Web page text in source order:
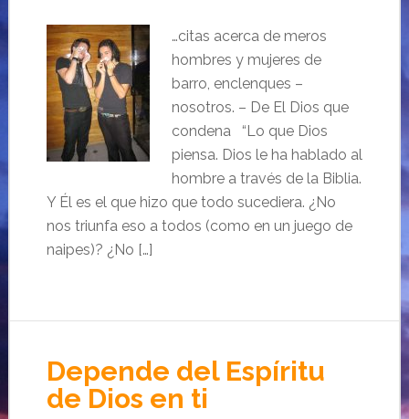
…citas acerca de meros
hombres y mujeres de
barro, enclenques –
nosotros. – De El Dios que
condena “Lo que Dios
piensa. Dios le ha hablado al
hombre a través de la Biblia.
Y Él es el que hizo que todo sucediera. ¿No
nos triunfa eso a todos (como en un juego de
naipes)? ¿No […]
Depende del Espíritu
de Dios en ti